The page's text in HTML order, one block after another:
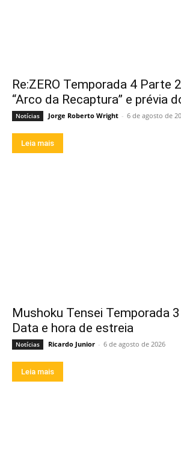
Re:ZERO Temporada 4 Parte
“Arco da Recaptura” e prévia
Notícias Jorge Roberto Wright - 6 de agosto de
Leia mais
Mushoku Tensei Temporada
Data e hora de estreia
Notícias Ricardo Junior - 6 de agosto de 2026
Leia mais